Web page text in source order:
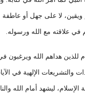
ويقين، لا على جهل أو عاطفة
في علاقته مع الله ورسوله.
للذين هداهم الله ويرغبون
والتشريعات الإلهية في
الإسلام، ليشهد أمام الله